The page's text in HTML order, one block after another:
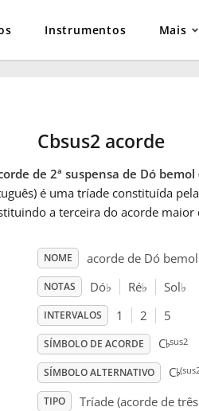
Instrumentos Mais
Cbsus2 acorde
de 2ª suspensa de Dó bemol
é uma tríade constituída
a terceira do acorde
NOME acorde de Dó
NOTAS Dó♭ Ré♭ Sol♭
INTERVALOS 1 2 5
SÍMBOLO DE ACORDE C♭sus2
SÍMBOLO ALTERNATIVO C♭
TIPO Tríade (acorde de